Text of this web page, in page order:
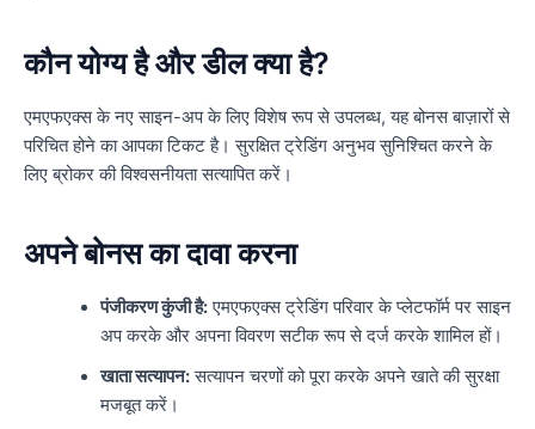
कौन योग्य है और डील क्या है?
एमएफएक्स के नए साइन-अप के लिए विशेष रूप से उपलब्ध, यह बोनस बाज़ारों से
परिचित होने का आपका टिकट है। सुरक्षित ट्रेडिंग अनुभव सुनिश्चित करने के
लिए ब्रोकर की विश्वसनीयता सत्यापित करें।
अपने बोनस का दावा करना
पंजीकरण कुंजी है:एमएफएक्स ट्रेडिंग परिवार के प्लेटफॉर्म पर साइन
अप करके और अपना विवरण सटीक रूप से दर्ज करके शामिल हों।
खाता सत्यापन:सत्यापन चरणों को पूरा करके अपने खाते की सुरक्षा
मजबूत करें।